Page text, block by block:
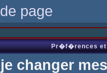
page
Pr�f�rences et
changer